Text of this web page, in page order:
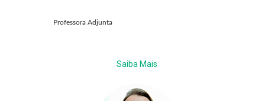
Professora Adjunta
Saiba Mais